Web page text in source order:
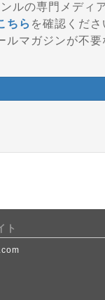
ルの専門メディ
ちら を確認くださ
ルマガジンが不
ト